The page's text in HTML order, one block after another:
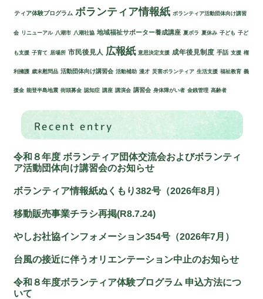
成年後見制度と市民後
見人に関する講演会を
開催い…
ティア体験プログラム ボランティア情報紙 ボランティア活動団体向け講習
会 リニューアル 八潮市 八潮社協 地域福祉サポーター養成講座 夏ボラ 夏休み 子ども 子ど
も支援 子育て 居場所 市民後見人 広報紙 意思決定支援 成年後見制度 手話 支援 権
利擁護 歳末慰問品 活動団体向け講習会 活動補助 漫才 災害ボランティア 生活支援 福祉教育 義
援金 能登半島地震 街頭募金 認知症 講座 講演会 講習会 身体障がい者 金銭管理 高齢者
Recent entry
令和８年度 ボランティア団体交流会およびボランティ
ア活動団体向け講習会のお知らせ
ボランティア情報紙ぬくもり382号（2026年8月）
移動販売事業チラシ再掲(R8.7.24)
やしお社協インフォメーション354号（2026年7月）
台風の接近に伴うオリエンテーション中止のお知らせ
令和８年度ボランティア体験プログラム 申込方法につ
いて